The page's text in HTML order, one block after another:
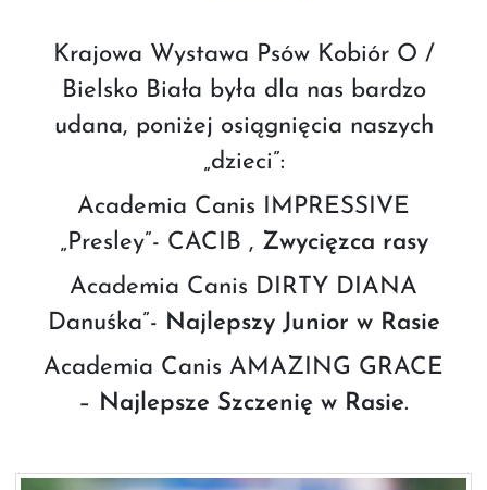
Krajowa Wystawa Psów Kobiór O /
Bielsko Biała była dla nas bardzo
udana, poniżej osiągnięcia naszych
„dzieci”:
Academia Canis IMPRESSIVE
„Presley”- CACIB , Zwycięzca rasy
Academia Canis DIRTY DIANA
Danuśka”- Najlepszy Junior w Rasie
Academia Canis AMAZING GRACE
– Najlepsze Szczenię w Rasie.